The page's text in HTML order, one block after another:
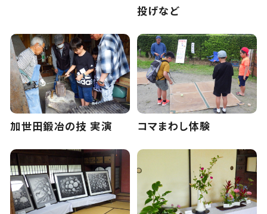
投げなど
加世田鍛冶の技 実演 コマまわし体験